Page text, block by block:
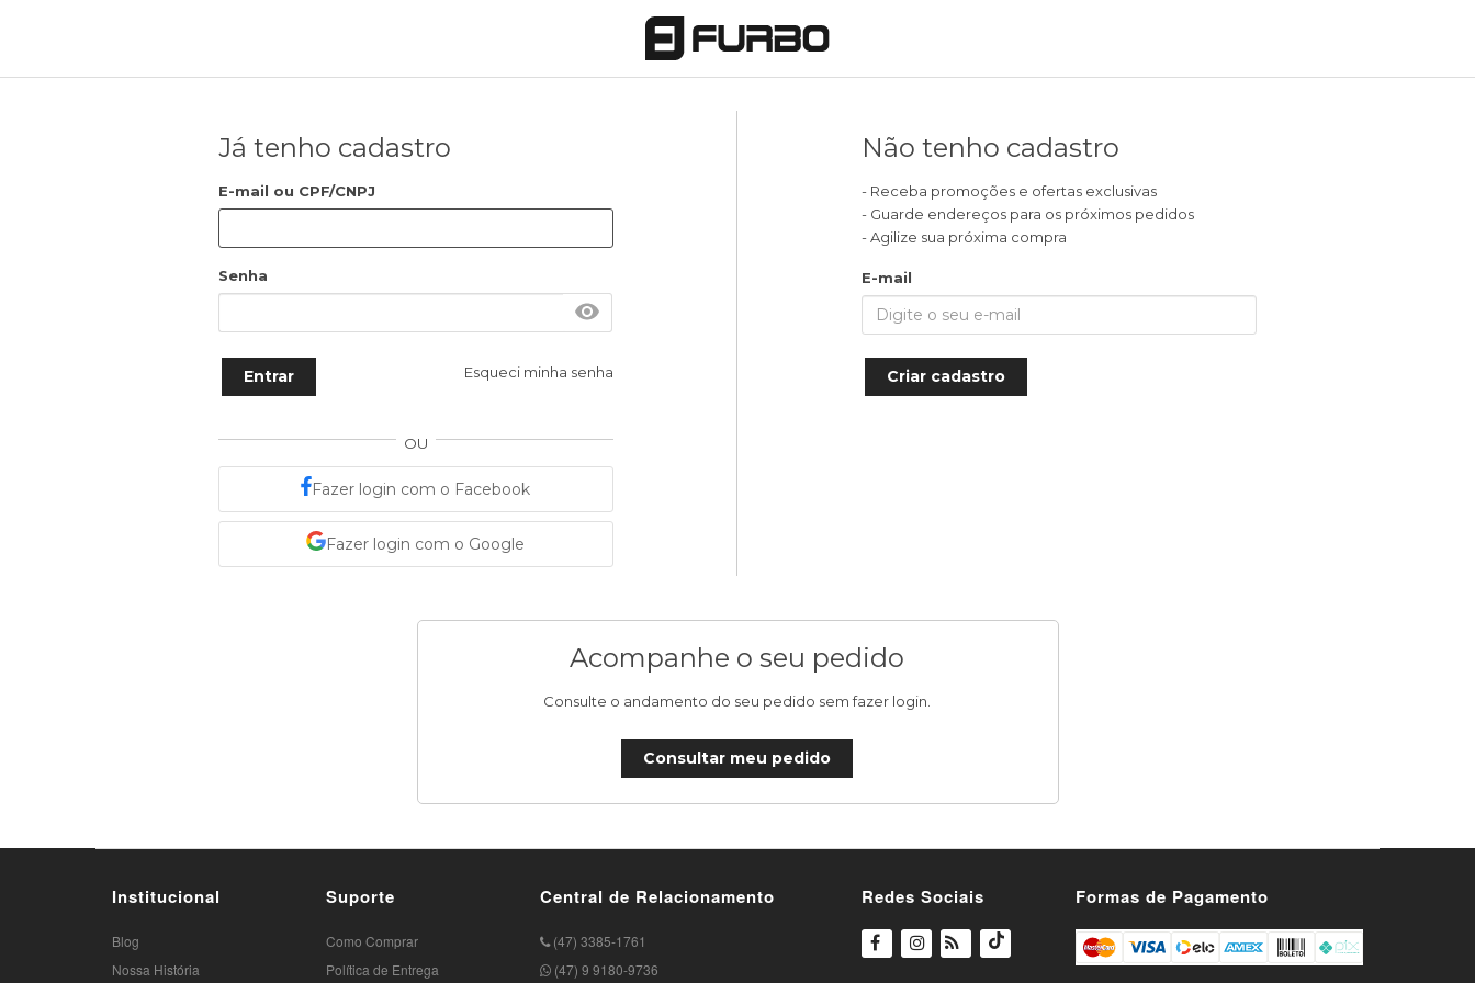
Já tenho cadastro
E-mail ou CPF/CNPJ
Senha
Entrar Esqueci minha senha
OU
Fazer login com o Facebook
Fazer login com o Google
Não tenho cadastro
- Receba promoções e ofertas exclusivas
- Guarde endereços para os próximos pedidos
- Agilize sua próxima compra
E-mail
Criar cadastro
Acompanhe o seu pedido
Consulte o andamento do seu pedido sem fazer login.
Consultar meu pedido
Institucional
Blog
Nossa História
Suporte
Como Comprar
Política de Entrega
Central de Relacionamento
(47) 3385-1761
(47) 9 9180-9736
Redes Sociais Formas de Pagamento